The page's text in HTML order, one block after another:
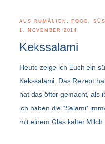
AUS RUMÄNIEN , FOOD ,
1. NOVEMBER 2014
Kekssalami
Heute zeige ich Euch ein
Kekssalami. Das Rezept
hat das öfter gemacht, als
ich haben die “Salami”
mit einem Glas kalter Milch